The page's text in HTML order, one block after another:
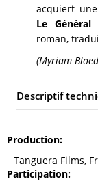
acquiert
Le
roman,
(Myriam
Descriptif
Production
Tanguera Films,
Participation